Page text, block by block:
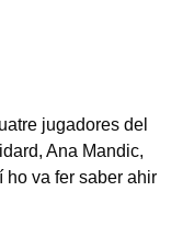
jugadores del
Ana Mandic,
ho va fer saber ahir